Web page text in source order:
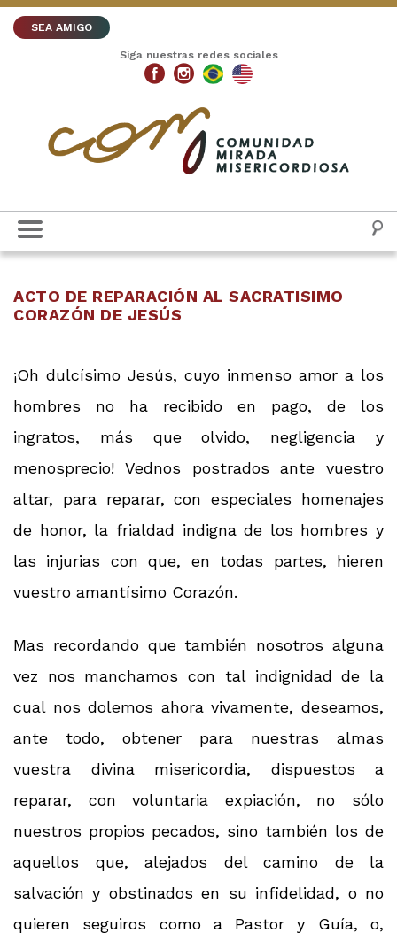
SEA AMIGO
Siga nuestras redes sociales
ACTO DE REPARACIÓN AL SACRATISIMO
CORAZÓN DE JESÚS
¡Oh dulcísimo Jesús, cuyo inmenso amor a los
hombres no ha recibido en pago, de los
ingratos, más que olvido, negligencia y
menosprecio! Vednos postrados ante vuestro
altar, para reparar, con especiales homenajes
de honor, la frialdad indigna de los hombres y
las injurias con que, en todas partes, hieren
vuestro amantísimo Corazón.
Mas recordando que también nosotros alguna
vez nos manchamos con tal indignidad de la
cual nos dolemos ahora vivamente, deseamos,
ante todo, obtener para nuestras almas
vuestra divina misericordia, dispuestos a
reparar, con voluntaria expiación, no sólo
nuestros propios pecados, sino también los de
aquellos que, alejados del camino de la
salvación y obstinados en su infidelidad, o no
quieren seguiros como a Pastor y Guía, o,